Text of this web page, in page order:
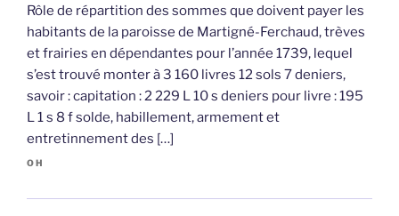
Rôle de répartition des sommes que doivent payer les
habitants de la paroisse de Martigné-Ferchaud, trèves
et frairies en dépendantes pour l’année 1739, lequel
s’est trouvé monter à 3 160 livres 12 sols 7 deniers,
savoir : capitation : 2 229 L 10 s deniers pour livre : 195
L 1 s 8 f solde, habillement, armement et
entretinnement des […]
OH